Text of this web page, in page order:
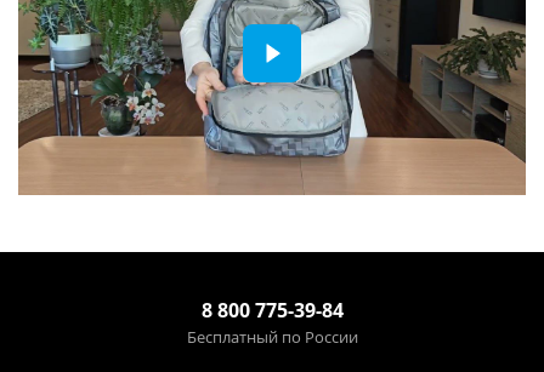
8 800 775-39-84
Бесплатный по России